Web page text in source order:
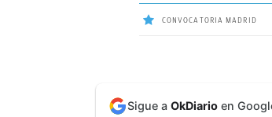
CONVOCATORIA MADRID
ÚLTIMAS
Sigue a OkDiario en